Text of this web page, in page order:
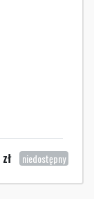
zł niedostępny